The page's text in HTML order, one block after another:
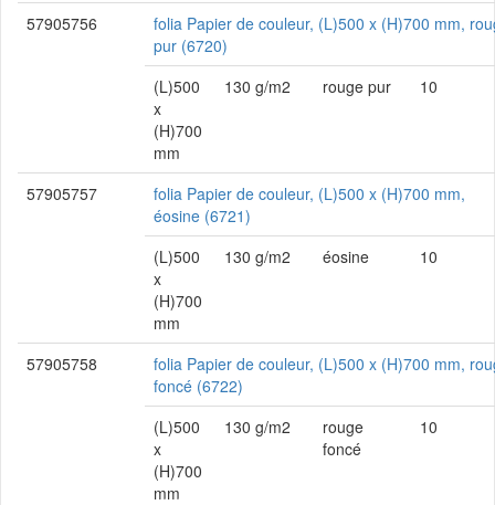
57905756
folia Papier de couleur, (L)500 x (H)700 mm,
pur (6720)
(L)500
x
(H)700
mm
130 g/m2 rouge pur 10
57905757
folia Papier de couleur, (L)500 x (H)700 mm,
éosine (6721)
(L)500
x
(H)700
mm
130 g/m2 éosine 10
57905758
folia Papier de couleur, (L)500 x (H)700 mm,
foncé (6722)
(L)500
x
(H)700
mm
130 g/m2
rouge
foncé
10